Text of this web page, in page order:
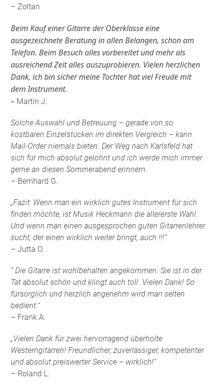
– Zoltan
Beim Kauf einer Gitarre der Oberklasse eine
ausgezeichnete Beratung in allen Belangen, schon am
Telefon. Beim Besuch alles vorbereitet und mehr als
ausreichend Zeit alles auszuprobieren. Vielen herzlichen
Dank, ich bin sicher meine Tochter hat viel Freude mit
dem Instrument.
– Martin J.
Solche Auswahl und Betreuung – gerade von so
kostbaren Einzelstücken im direkten Vergleich – kann
Mail-Order niemals bieten. Der Weg nach Karlsfeld hat
sich für mich absolut gelohnt und ich werde mich immer
gerne an diesen Sommerabend erinnern.
– Bernhard G.
„Fazit: Wenn man ein wirklich gutes Instrument für sich
finden möchte, ist Musik Heckmann die allererste Wahl.
Und wenn man einen ausgesprochen guten Gitarrenlehrer
sucht, der einen wirklich weiter bringt, auch !!!“
– Jutta O.
“ Die Gitarre ist wohlbehalten angekommen. Sie ist in der
Tat absolut schön und klingt auch toll. Vielen Dank! So
fürsorglich und herzlich angenehm wird man selten
bedient.“
– Frank A.
„Vielen Dank für zwei hervorragend überholte
Westerngitarren! Freundlicher, zuverlässiger, kompetenter
und absolut preiswerter Service – wirklich!“
– Roland L.